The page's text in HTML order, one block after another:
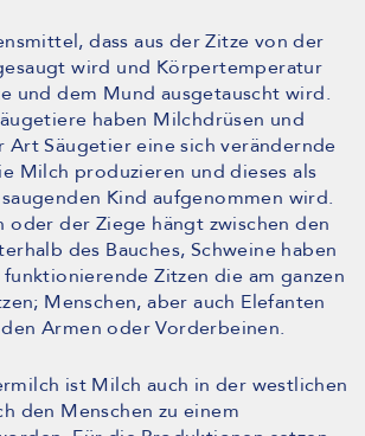
dass aus der Zitze von der
wird und Körpertemperatur
und dem Mund ausgetauscht wird.
haben Milchdrüsen und
Art Säugetier eine sich verändernde
Milch produzieren und dieses als
Kind aufgenommen wird.
oder der Ziege hängt zwischen den
des Bauches, Schweine haben
funktionierende Zitzen die am ganzen
Menschen, aber auch Elefanten
Armen oder Vorderbeinen.
ist Milch auch in der westlichen
den Menschen zu einem